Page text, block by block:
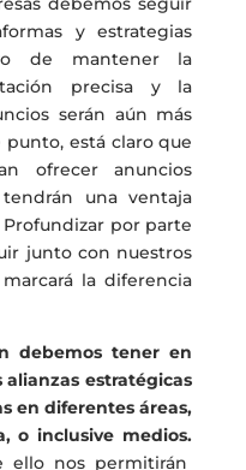
y estrategias
de mantener la
precisa y la
serán aún más
punto, está claro que
ofrecer anuncios
una ventaja
por parte
junto con nuestros
la diferencia
debemos tener en
estratégicas
en diferentes áreas,
o inclusive medios.
ello nos permitirán